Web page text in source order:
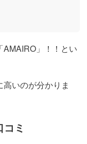
」！！とい
いのが分かりま
ミ